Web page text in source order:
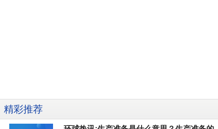
精彩推荐